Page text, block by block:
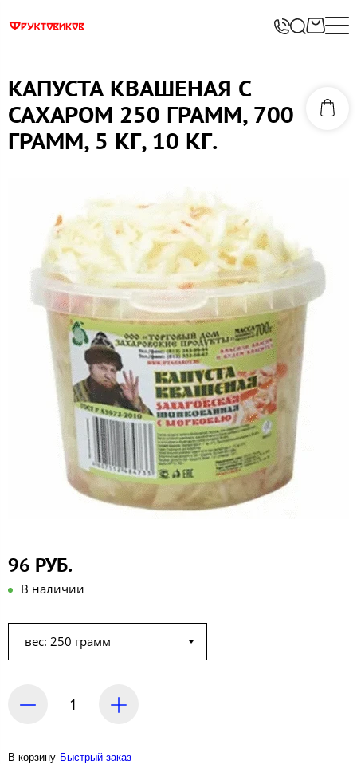
КАПУСТА КВАШЕНАЯ С
САХАРОМ 250 ГРАММ, 700
ГРАММ, 5 КГ, 10 КГ.
96 РУБ.
В наличии
вес: 250 грамм
В корзину Быстрый заказ